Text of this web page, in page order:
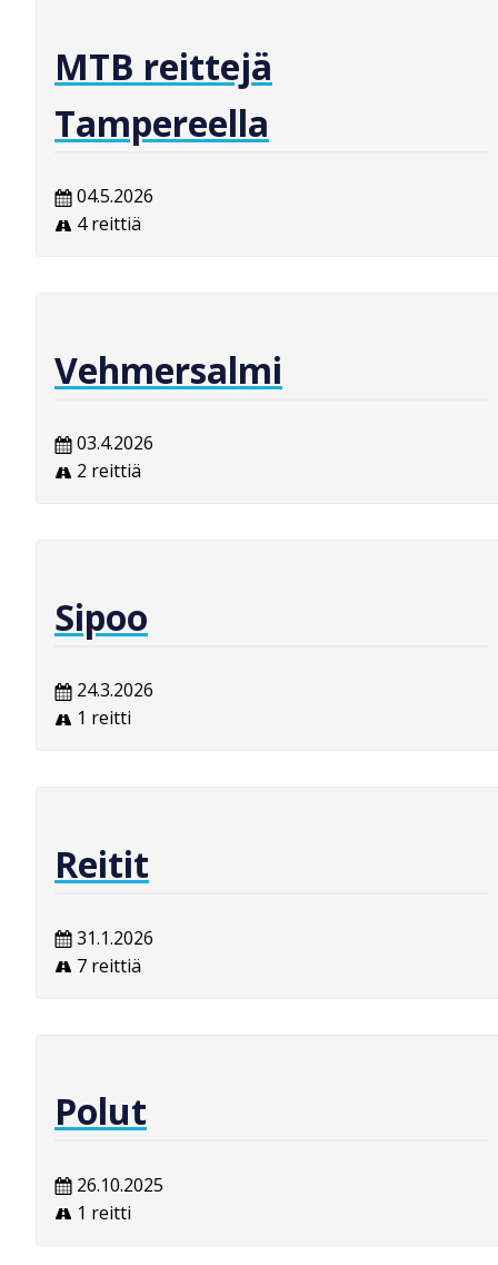
MTB reittejä
Tampereella
04.5.2026
4 reittiä
Vehmersalmi
03.4.2026
2 reittiä
Sipoo
24.3.2026
1 reitti
Reitit
31.1.2026
7 reittiä
Polut
26.10.2025
1 reitti